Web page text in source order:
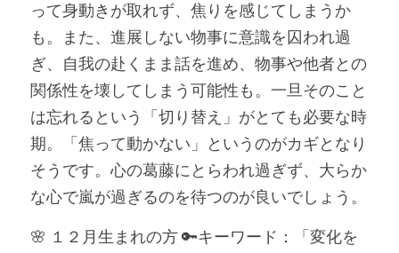
って身動きが取れず、焦りを感じてしまうか
も。また、進展しない物事に意識を囚われ過
ぎ、自我の赴くまま話を進め、物事や他者との
関係性を壊してしまう可能性も。一旦そのこと
は忘れるという「切り替え」がとても必要な時
期。「焦って動かない」というのがカギとなり
そうです。心の葛藤にとらわれ過ぎず、大らか
な心で嵐が過ぎるのを待つのが良いでしょう。
🌸 １２月生まれの方 🔑キーワード：「変化を